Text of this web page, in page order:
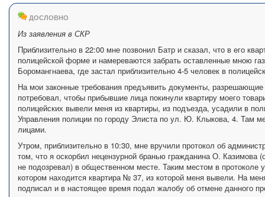
ДОСЛОВНО
Из заявления в СКР
Приблизительно в 22:00 мне позвонил Батр и сказал, что в его
полицейской форме и намереваются забрать оставленные мною
Боромангнаева, где застал приблизительно 4-5 человек в
На мои законные требования предъявить документы, разрешающие
потребовал, чтобы прибывшие лица покинули квартиру моего
полицейских вывели меня из квартиры, из подъезда, усадили в
Управления полиции по городу Элиста по ул. Ю. Клыкова, 4. Там
лицами.
Утром, приблизительно в 10:30, мне вручили протокол об
том, что я оскорбил нецензурной бранью гражданина О. Казимова
не подозревал) в общественном месте. Таким местом в
котором находится квартира № 37, из которой меня вывели. На
подписал и в настоящее время подал жалобу об отмене данного